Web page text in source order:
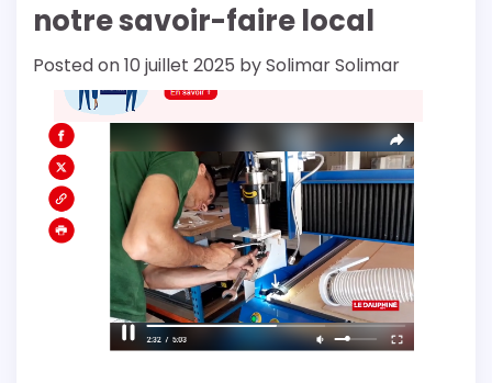
notre savoir-faire local
Posted on10 juillet 2025 bySolimar Solimar